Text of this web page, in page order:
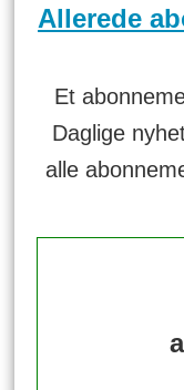
Allerede
Et
Daglige
alle